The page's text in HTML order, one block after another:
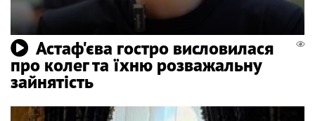
Астаф'єва гостро висловилася
про колег та їхню розважальну
зайнятість